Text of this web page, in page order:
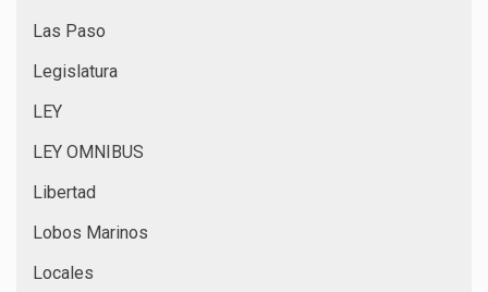
Las Paso
Legislatura
LEY
LEY OMNIBUS
Libertad
Lobos Marinos
Locales